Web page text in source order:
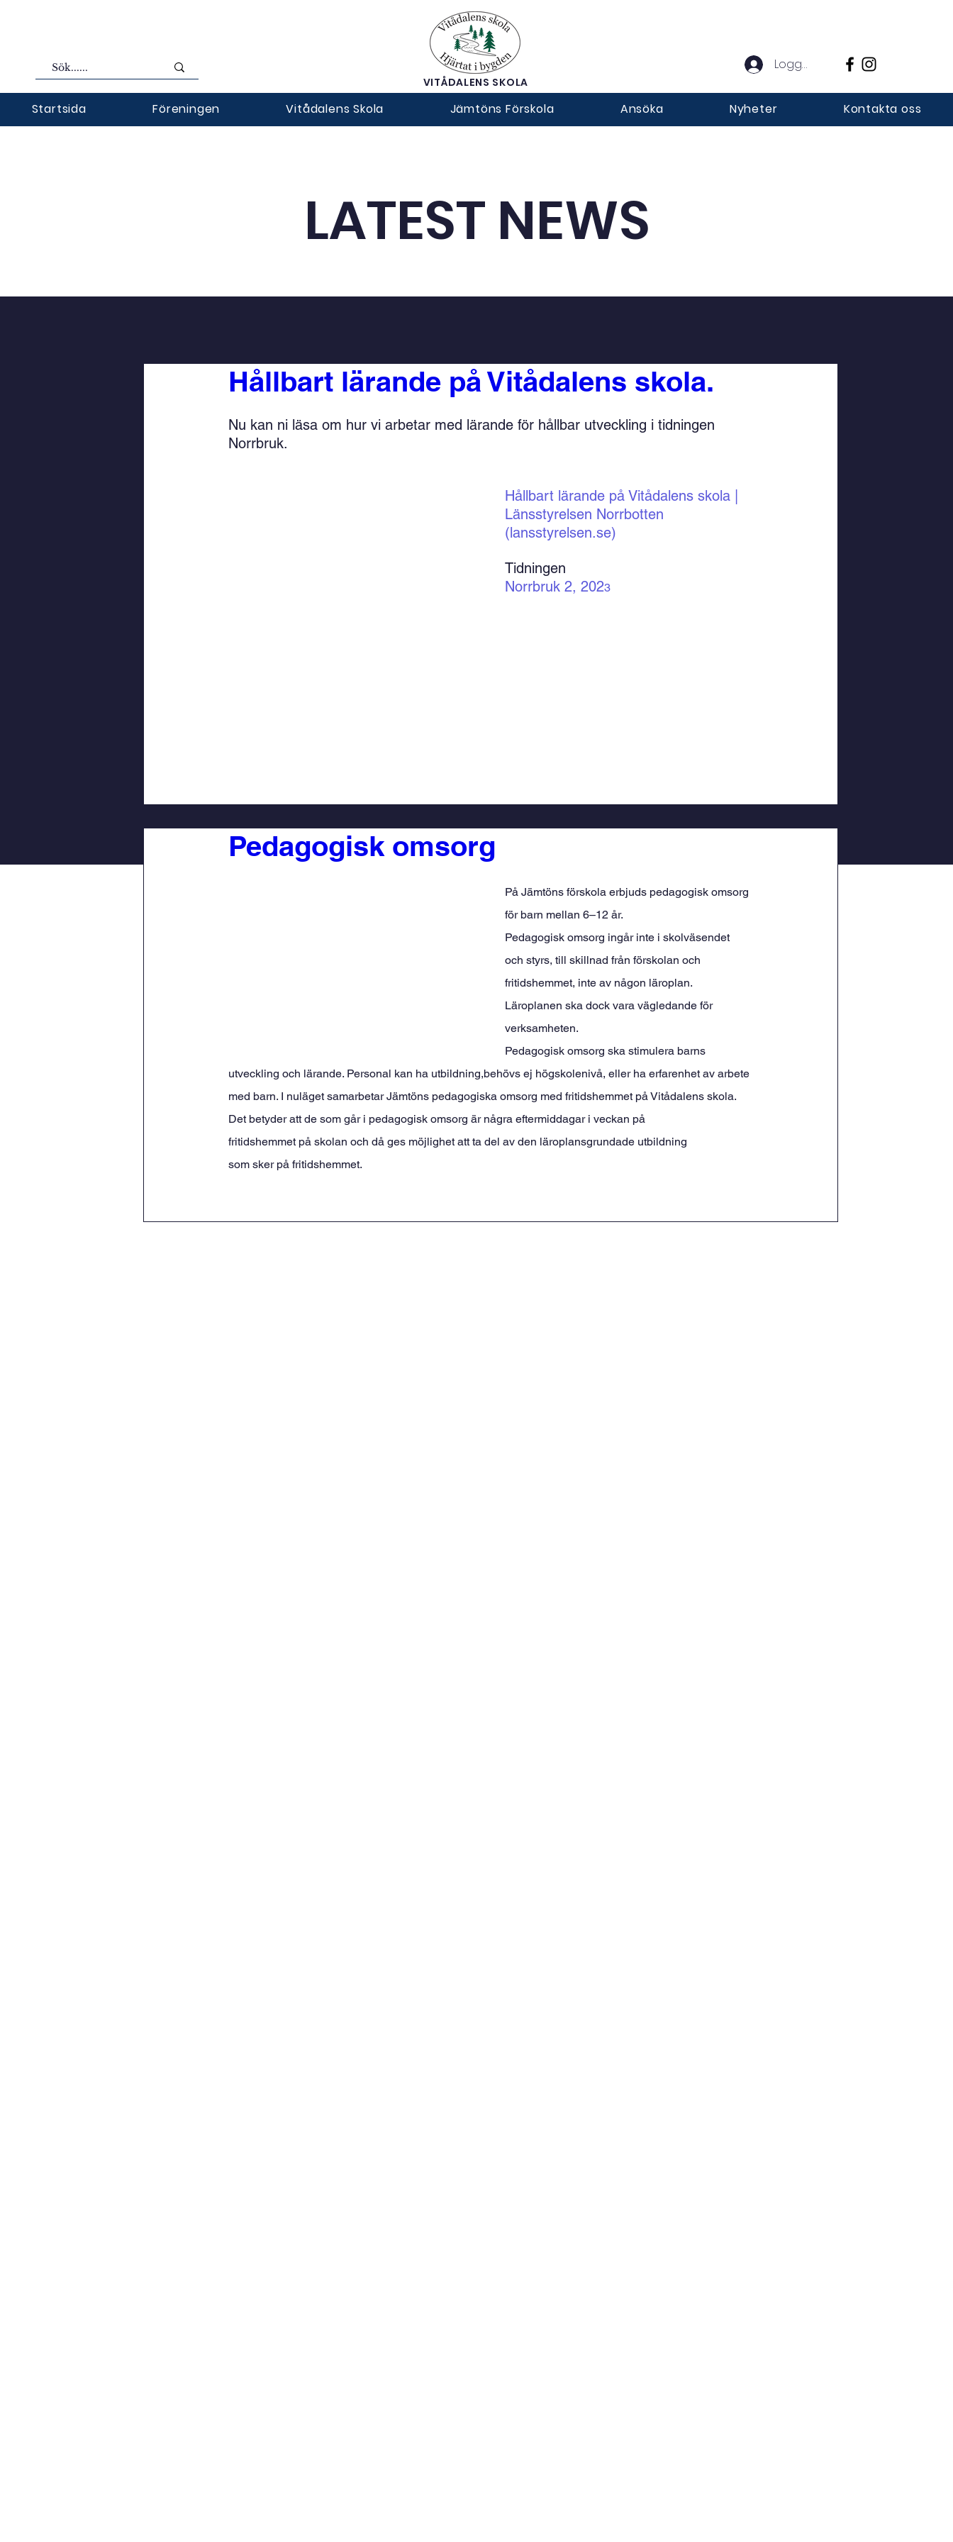
VITÅDALENS SKOLA
Logga in
Startsida Föreningen Vitådalens Skola Jämtöns Förskola Ansöka Nyheter Kontakta oss
LATEST NEWS
Hållbart lärande på Vitådalens skola.
Nu kan ni läsa om hur vi arbetar med lärande för hållbar utveckling i tidningen
Norrbruk.
Hållbart lärande på Vitådalens skola |
Länsstyrelsen Norrbotten
(lansstyrelsen.se)
Tidningen
Norrbruk 2, 2023
Pedagogisk omsorg
På Jämtöns förskola erbjuds pedagogisk omsorg
för barn mellan 6–12 år.
Pedagogisk omsorg ingår inte i skolväsendet
och styrs, till skillnad från förskolan och
fritidshemmet, inte av någon läroplan.
Läroplanen ska dock vara vägledande för
verksamheten.
Pedagogisk omsorg ska stimulera barns
utveckling och lärande. Personal kan ha utbildning,behövs ej högskolenivå, eller ha erfarenhet av arbete
med barn. I nuläget samarbetar Jämtöns pedagogiska omsorg med fritidshemmet på Vitådalens skola.
Det betyder att de som går i pedagogisk omsorg är några eftermiddagar i veckan på
fritidshemmet på skolan och då ges möjlighet att ta del av den läroplansgrundade utbildning
som sker på fritidshemmet.